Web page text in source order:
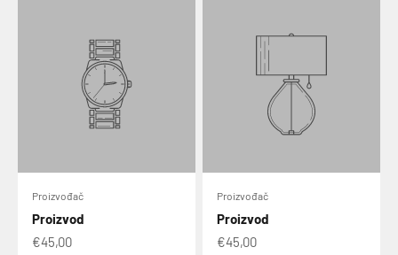
Proizvođač
Proizvod
€45,00
Proizvođač
Proizvod
€45,00